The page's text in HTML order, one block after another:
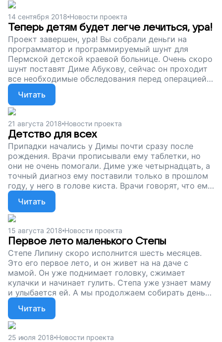
14 сентября 2018 Новости проекта
Теперь детям будет легче лечиться, ура!
Проект завершен, ура! Вы собрали деньги на
программатор и программируемый шунт для
Пермской детской краевой больнице. Очень скоро
шунт поставят Диме Абукову, сейчас он проходит
все необходимые обследования перед операцией.
Они с мамой надеются, что припадков станет
меньше, и у Димы появится больше сил и времени
на жизнь. Спасибо вам. Теперь детям будет легче
лечиться!
Читать
21 августа 2018 Новости проекта
Детство для всех
Припадки начались у Димы почти сразу после
рождения. Врачи прописывали ему таблетки, но
они не очень помогали. Диме уже четырнадцать, а
точный диагноз ему поставили только в прошлом
году, у него в голове киста. Врачи говорят, что ему
может помочь программируемый шунт, который
поможет выводить лишнюю жидкость из кисты.
Тогда судорог станет меньше, Дима станет
спокойнее. Сейчас мы собираем деньги на
программатор и шунты. Помогите нам вернуть
детям детство!
Читать
15 августа 2018 Новости проекта
Первое лето маленького Степы
Степе Липину скоро исполнится шесть месяцев.
Это его первое лето, и он живет на на даче с
мамой. Он уже поднимает головку, сжимает
кулачки и начинает гулить. Степа уже узнает маму
и улыбается ей. А мы продолжаем собирать деньги
на программатор и шунт. Это оборудование
облегчит жизнь малышей с патологиями головного
мозга, таких детей, как Степа. Поддержите наш
проект!
Читать
25 июля 2018 Новости проекта